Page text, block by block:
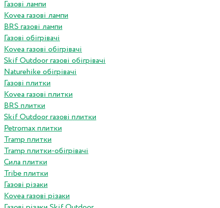
Газові лампи
Kovea газові лампи
BRS газові лампи
Газові обігрівачі
Kovea газові обігрівачі
Skif Outdoor газові обігрівачі
Naturehike обігрівачі
Газові плитки
Kovea газові плитки
BRS плитки
Skif Outdoor газові плитки
Petromax плитки
Tramp плитки
Tramp плитки-обігрівачі
Сила плитки
Tribe плитки
Газові різаки
Kovea газові різаки